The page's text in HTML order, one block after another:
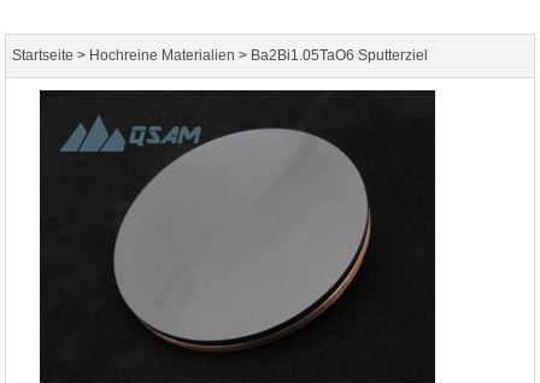
Startseite > Hochreine Materialien > Ba2Bi1.05TaO6 Sputterziel